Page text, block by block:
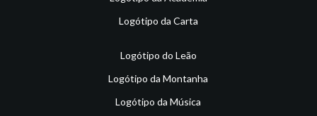
Logótipo da Carta
Logótipo do Leão
Logótipo da Montanha
Logótipo da Música